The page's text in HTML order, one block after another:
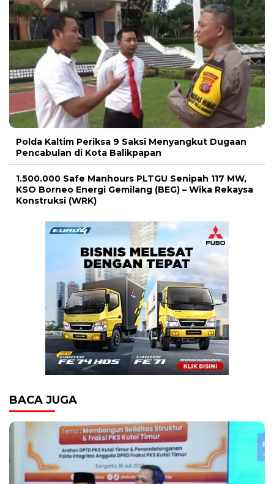
Polda Kaltim Periksa 9 Saksi Menyangkut Dugaan
Pencabulan di Kota Balikpapan
1.500.000 Safe Manhours PLTGU Senipah 117 MW,
KSO Borneo Energi Gemilang (BEG) – Wika Rekaysa
Konstruksi (WRK)
BACA JUGA